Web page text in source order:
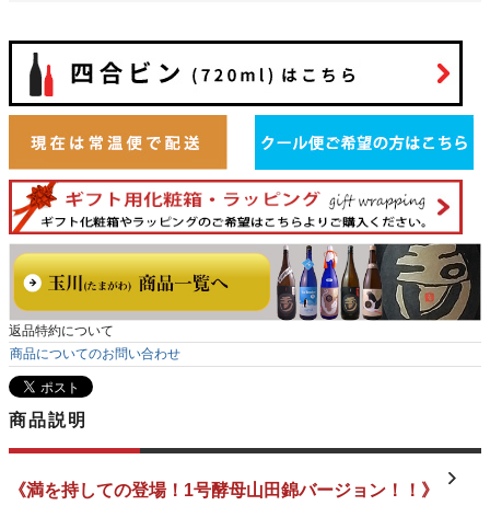
返品特約について
商品についてのお問い合わせ
商品説明
《満を持しての登場！1号酵母山田錦バージョン！！》